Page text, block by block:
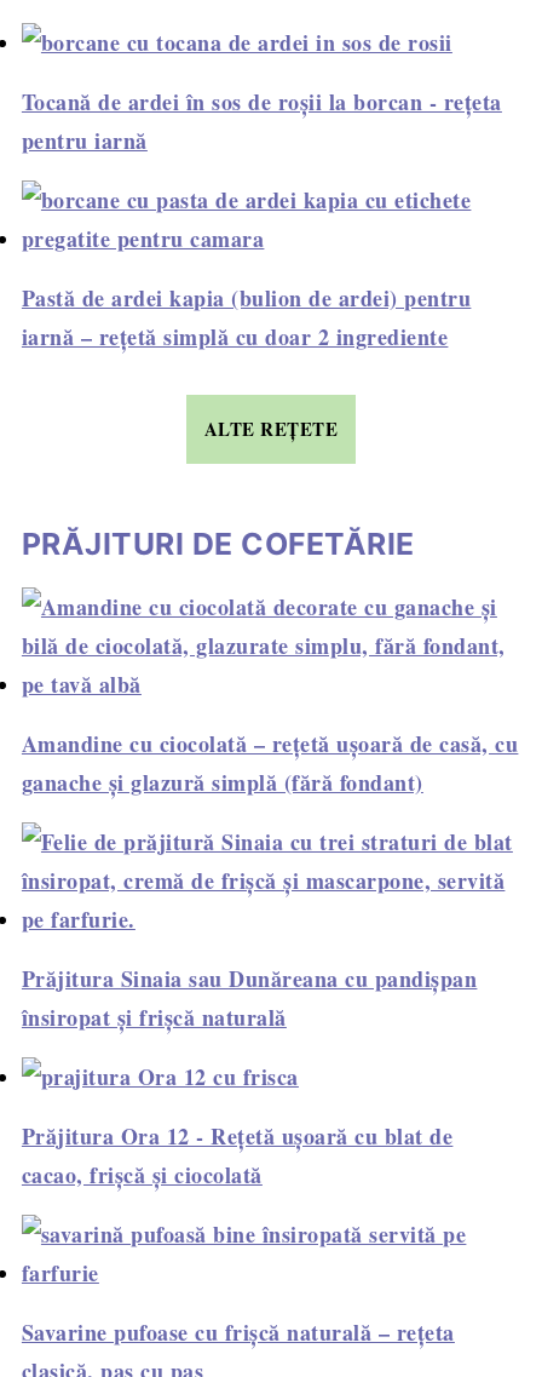
Tocană de ardei în sos de roșii la borcan - rețeta
pentru iarnă
Pastă de ardei kapia (bulion de ardei) pentru
iarnă – rețetă simplă cu doar 2 ingrediente
ALTE REȚETE
PRĂJITURI DE COFETĂRIE
Amandine cu ciocolată – rețetă ușoară de casă, cu
ganache și glazură simplă (fără fondant)
Prăjitura Sinaia sau Dunăreana cu pandișpan
însiropat și frișcă naturală
Prăjitura Ora 12 - Rețetă ușoară cu blat de
cacao, frișcă și ciocolată
Savarine pufoase cu frișcă naturală – rețeta
clasică, pas cu pas